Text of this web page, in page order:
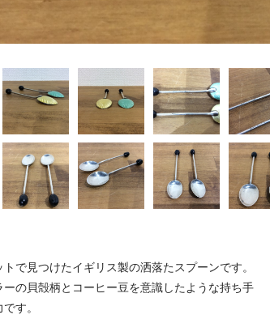
で見つけたイギリス製の洒落たスプーンです。
の貝殻柄とコーヒー豆を意識したような持ち手
す。